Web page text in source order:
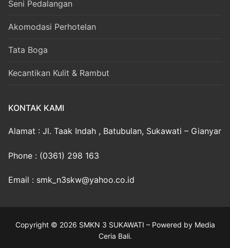
Seni Pedalangan
Akomodasi Perhotelan
Tata Boga
Kecantikan Kulit & Rambut
KONTAK KAMI
Alamat : Jl. Taak Indah , Batubulan, Sukawati – Gianyar
Phone : (0361) 298 163
Email : smk_n3skw@yahoo.co.id
Copyright © 2026 SMKN 3 SUKAWATI – Powered by Media
Ceria Bali.